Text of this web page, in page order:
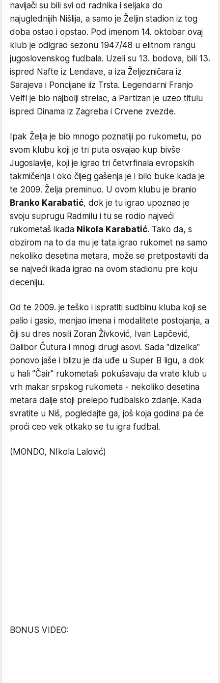
navijači su bili svi od radnika i seljaka do
najuglednijih Nišlija, a samo je Željin stadion iz tog
doba ostao i opstao. Pod imenom 14. oktobar ovaj
klub je odigrao sezonu 1947/48 u elitnom rangu
jugoslovenskog fudbala. Uzeli su 13. bodova, bili 13.
ispred Nafte iz Lendave, a iza Željezničara iz
Sarajeva i Poncijane iiz Trsta. Legendarni Franjo
Velfl je bio najbolji strelac, a Partizan je uzeo titulu
ispred Dinama iz Zagreba i Crvene zvezde.
Ipak Želja je bio mnogo poznatiji po rukometu, po
svom klubu koji je tri puta osvajao kup bivše
Jugoslavije, koji je igrao tri četvrfinala evropskih
takmičenja i oko čijeg gašenja je i bilo buke kada je
te 2009. Želja preminuo. U ovom klubu je branio
Branko Karabatić, dok je tu igrao upoznao je
svoju suprugu Radmilu i tu se rodio najveći
rukometaš ikada Nikola Karabatić. Tako da, s
obzirom na to da mu je tata igrao rukomet na samo
nekoliko desetina metara, može se pretpostaviti da
se najveći ikada igrao na ovom stadionu pre koju
deceniju.
Od te 2009. je teško i ispratiti sudbinu kluba koji se
palio i gasio, menjao imena i modalitete postojanja, a
čiji su dres nosili Zoran Živković, Ivan Lapčević,
Dalibor Čutura i mnogi drugi asovi. Sada "dizelka"
ponovo jaše i blizu je da uđe u Super B ligu, a dok
u hali "Čair" rukometaši pokušavaju da vrate klub u
vrh makar srpskog rukometa - nekoliko desetina
metara dalje stoji prelepo fudbalsko zdanje. Kada
svratite u Niš, pogledajte ga, još koja godina pa će
proći ceo vek otkako se tu igra fudbal.
(MONDO, NIkola Lalović)
BONUS VIDEO: